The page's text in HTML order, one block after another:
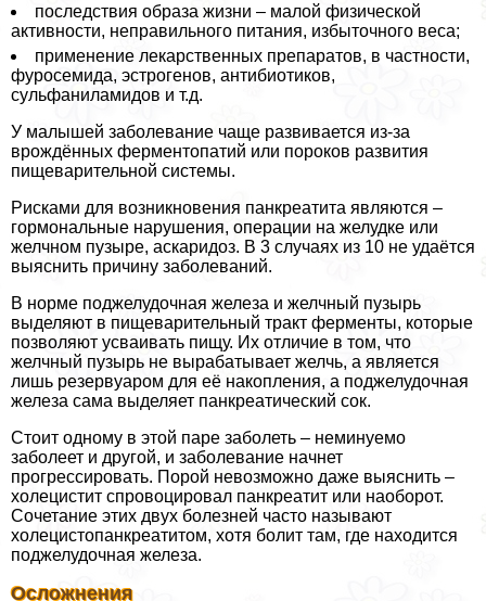
последствия образа жизни – малой физической
активности, неправильного питания, избыточного веса;
применение лекарственных препаратов, в частности,
фуросемида, эстрогенов, антибиотиков,
сульфаниламидов и т.д.
У малышей заболевание чаще развивается из-за
врождённых ферментопатий или пороков развития
пищеварительной системы.
Рисками для возникновения панкреатита являются –
гормональные нарушения, операции на желудке или
желчном пузыре, аскаридоз. В 3 случаях из 10 не удаётся
выяснить причину заболеваний.
В норме поджелудочная железа и желчный пузырь
выделяют в пищеварительный тракт ферменты, которые
позволяют усваивать пищу. Их отличие в том, что
желчный пузырь не вырабатывает желчь, а является
лишь резервуаром для её накопления, а поджелудочная
железа сама выделяет панкреатический сок.
Стоит одному в этой паре заболеть – неминуемо
заболеет и другой, и заболевание начнет
прогрессировать. Порой невозможно даже выяснить –
холецистит спровоцировал панкреатит или наоборот.
Сочетание этих двух болезней часто называют
холецистопанкреатитом, хотя болит там, где находится
поджелудочная железа.
Осложнения